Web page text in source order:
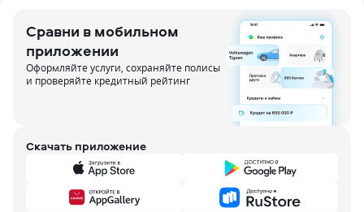
Сравни в мобильном
приложении
Оформляйте услуги, сохраняйте полисы
и проверяйте кредитный рейтинг
Скачать приложение